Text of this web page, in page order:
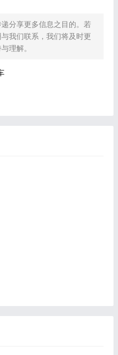
分享更多信息之目的。若
我们联系，我们将及时更
理解。